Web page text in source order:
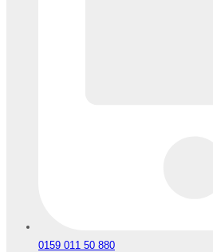
0159 011 50 880